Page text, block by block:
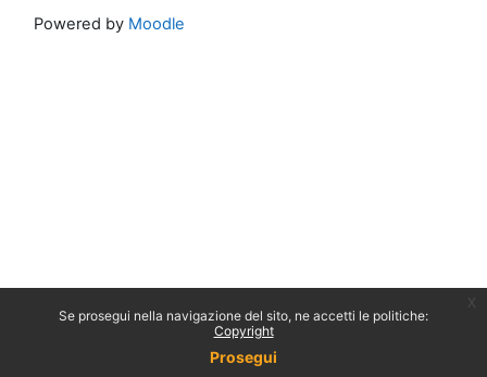
Se prosegui nella navigazione del sito, ne accetti le politiche:
Copyright
Prosegui
Powered by Moodle